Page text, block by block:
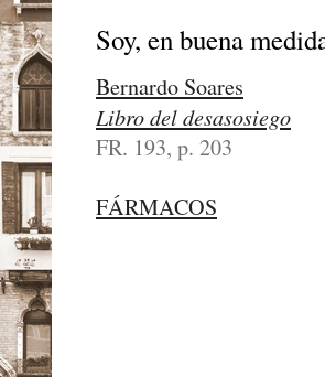
Soy, en buena
Bernardo Soares
Libro del desasosiego
FR. 193, p. 203
FÁRMACOS